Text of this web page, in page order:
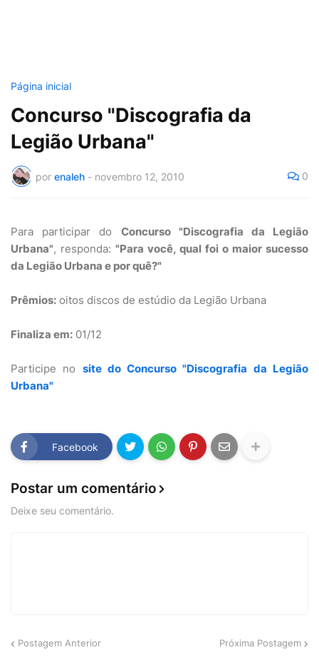
Página inicial
Concurso "Discografia da
Legião Urbana"
por enaleh - novembro 12, 2010 0
Para participar do Concurso "Discografia da Legião
Urbana", responda: "Para você, qual foi o maior sucesso
da Legião Urbana e por quê?"
Prêmios: oitos discos de estúdio da Legião Urbana
Finaliza em: 01/12
Participe no site do Concurso "Discografia da Legião
Urbana"
Facebook
Postar um comentário
Deixe seu comentário.
Postagem Anterior Próxima Postagem